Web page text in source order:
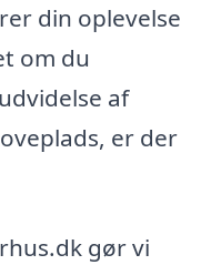
din oplevelse
om du
af
er der
gør vi